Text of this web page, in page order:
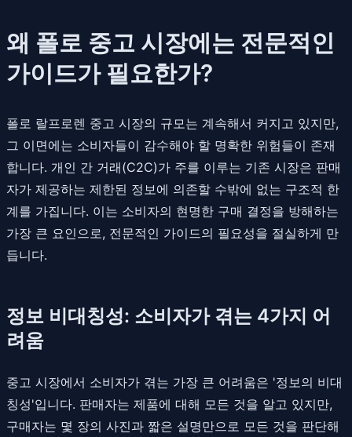
왜 폴로 중고 시장에는 전문적인
가이드가 필요한가?
폴로 랄프로렌 중고 시장의 규모는 계속해서 커지고 있지만,
그 이면에는 소비자들이 감수해야 할 명확한 위험들이 존재
합니다. 개인 간 거래(C2C)가 주를 이루는 기존 시장은 판매
자가 제공하는 제한된 정보에 의존할 수밖에 없는 구조적 한
계를 가집니다. 이는 소비자의 현명한 구매 결정을 방해하는
가장 큰 요인으로, 전문적인 가이드의 필요성을 절실하게 만
듭니다.
정보 비대칭성: 소비자가 겪는 4가지 어
려움
중고 시장에서 소비자가 겪는 가장 큰 어려움은 '정보의 비대
칭성'입니다. 판매자는 제품에 대해 모든 것을 알고 있지만,
구매자는 몇 장의 사진과 짧은 설명만으로 모든 것을 판단해